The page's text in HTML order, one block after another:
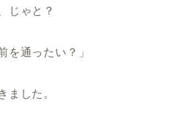
じゃと？
を通ったい？」
ました。